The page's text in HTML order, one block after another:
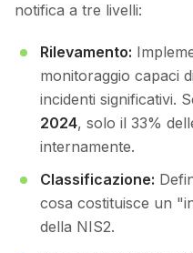
notifica a tre livelli:
Rilevamento:
monitoraggio capaci
incidenti significativi.
2024, solo il 33%
internamente.
Classificazione:
cosa costituisce un
della NIS2.